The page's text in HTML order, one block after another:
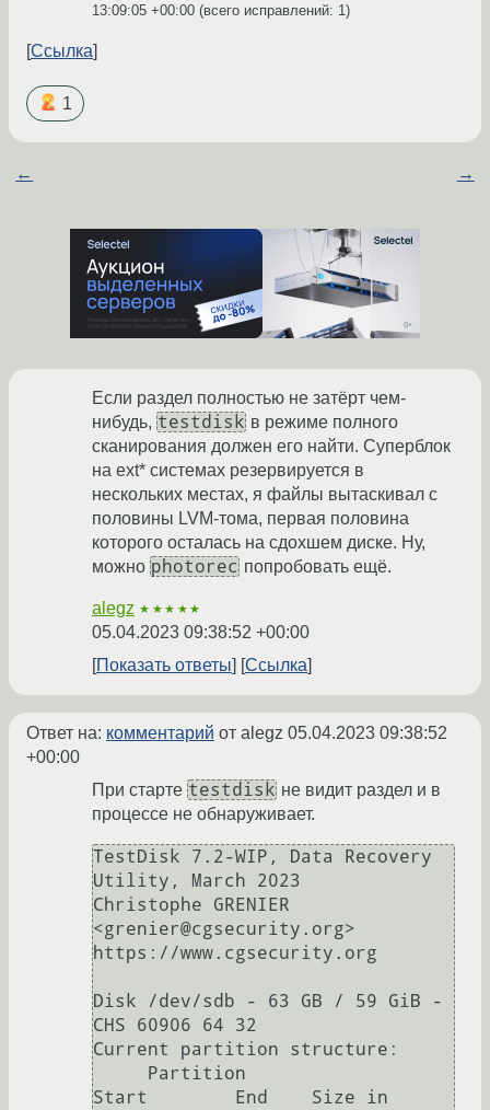
13:09:05 +00:00 (всего исправлений: 1)
Ссылка
1
← →
Если раздел полностью не затёрт чем-
нибудь, testdisk в режиме полного
сканирования должен его найти. Суперблок
на ext* системах резервируется в
нескольких местах, я файлы вытаскивал с
половины LVM-тома, первая половина
которого осталась на сдохшем диске. Ну,
можно photorec попробовать ещё.
alegz ★★★★★
05.04.2023 09:38:52 +00:00
Показать ответы
Ссылка
Ответ на: комментарий от alegz 05.04.2023 09:38:52
+00:00
При старте testdisk не видит раздел и в
процессе не обнаруживает.
TestDisk 7.2-WIP, Data Recovery
Utility, March 2023
Christophe GRENIER
<grenier@cgsecurity.org>
https://www.cgsecurity.org
Disk /dev/sdb - 63 GB / 59 GiB -
CHS 60906 64 32
Current partition structure:
Start        End    Size in